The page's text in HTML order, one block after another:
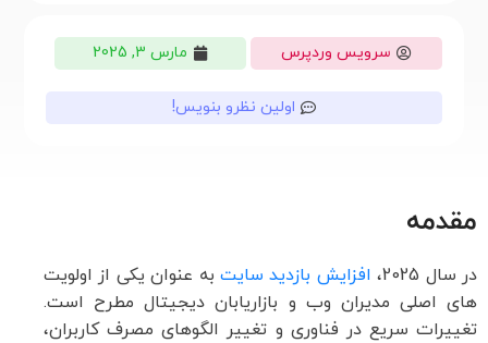
سرویس وردپرس مارس 3, 2025
اولین نظرو بنویس!
مقدمه
در سال 2025، افزایش بازدید سایت به عنوان یکی از اولویت
های اصلی مدیران وب و بازاریابان دیجیتال مطرح است.
تغییرات سریع در فناوری و تغییر الگوهای مصرف کاربران،